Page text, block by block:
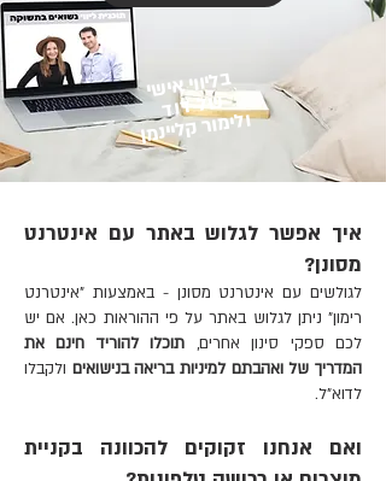
בליווי אישי
של דוד
ולימור קליינמן
איך אפשר לגלוש באתר עם אינטרנט
מסונן?
לגולשים עם אינטרנט מסונן - באמצעות "אינטרנט
רימון" ניתן לגלוש באתר על פי ההוראות כאן. אם יש
לכם ספקי סינון אחרים, תוכלו להוריד חינם את
המדריך של ואהבתם למיניות בריאה בנישואים ולקבלו
לדוא"ל.
ואם אנחנו זקוקים להכוונה בקניית